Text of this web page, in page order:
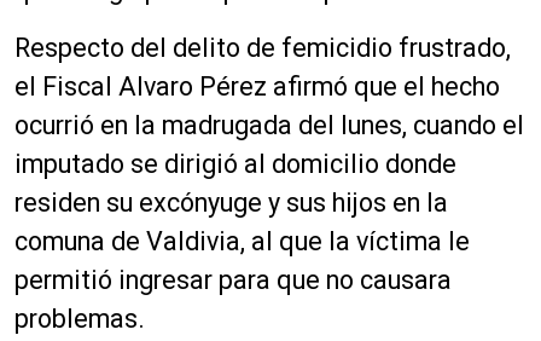
Respecto del delito de femicidio frustrado,
el Fiscal Alvaro Pérez afirmó que el hecho
ocurrió en la madrugada del lunes, cuando el
imputado se dirigió al domicilio donde
residen su excónyuge y sus hijos en la
comuna de Valdivia, al que la víctima le
permitió ingresar para que no causara
problemas.